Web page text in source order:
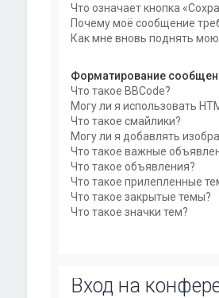
Что означает кнопка
Почему моё сообщение
Как мне вновь поднять мою
Форматирование
Что такое BBCode?
Могу ли я использовать
Что такое смайлики?
Могу ли я добавлять
Что такое важные
Что такое объявления?
Что такое прилепленные
Что такое закрытые темы?
Что такое значки тем?
Вход на